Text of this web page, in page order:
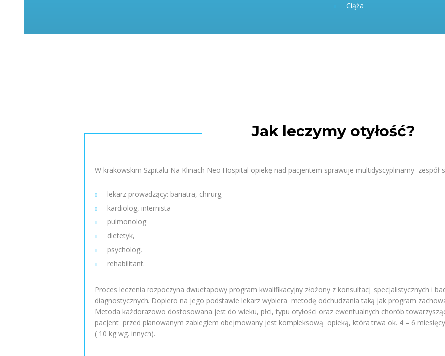
Ciąża
Jak leczymy otyłość?
W krakowskim Szpitalu Na Klinach Neo Hospital opiekę nad pacjentem sprawuje multidyscyplinarny zespół
lekarz prowadzący: bariatra, chirurg,
kardiolog, internista
pulmonolog
dietetyk,
psycholog,
rehabilitant.
Proces leczenia rozpoczyna dwuetapowy program kwalifikacyjny złożony z konsultacji specjalistycznych i
diagnostycznych. Dopiero na jego podstawie lekarz wybiera metodę odchudzania taką jak program
Metoda każdorazowo dostosowana jest do wieku, płci, typu otyłości oraz ewentualnych chorób
pacjent przed planowanym zabiegiem obejmowany jest kompleksową opieką, która trwa ok. 4 – 6
( 10 kg wg. innych).